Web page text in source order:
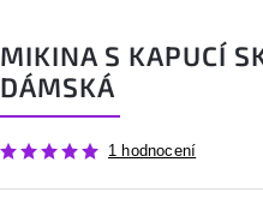
MIKINA S KAPUCÍ
DÁMSKÁ
1 hodnocení